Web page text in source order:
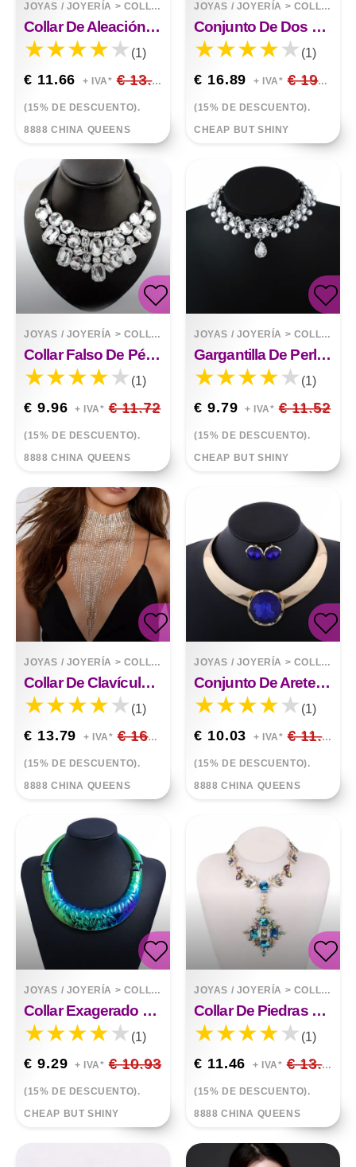
JOYAS / JOYERÍA > COLLARES
Collar De Aleación De Mujer Con Collar Esmerilado Brillante Con Personalidad
(1)
€ 11.66 + IVA* € 13.72
(15% DE DESCUENTO).
8888 CHINA QUEENS
JOYAS / JOYERÍA > COLLARES
Conjunto De Dos Piezas De Aretes De Cadena De Clavícula Con Colgante Redondo Colorido
(1)
€ 16.89 + IVA* € 19.87
(15% DE DESCUENTO).
CHEAP BUT SHINY
JOYAS / JOYERÍA > COLLARES
Collar Falso De Pétalo Brillante Exagerado, Collar Corto Irregular, Collar Falso De Moda Europea
(1)
€ 9.96 + IVA* € 11.72
(15% DE DESCUENTO).
8888 CHINA QUEENS
JOYAS / JOYERÍA > COLLARES
Gargantilla De Perlas Tipo Circón, Cadena De Clavícula
(1)
€ 9.79 + IVA* € 11.52
(15% DE DESCUENTO).
CHEAP BUT SHINY
JOYAS / JOYERÍA > COLLARES
Collar De Clavícula Taladro Flash
(1)
€ 13.79 + IVA* € 16.22
(15% DE DESCUENTO).
8888 CHINA QUEENS
JOYAS / JOYERÍA > COLLARES
Conjunto De Aretes Collar Joya
(1)
€ 10.03 + IVA* € 11.80
(15% DE DESCUENTO).
8888 CHINA QUEENS
JOYAS / JOYERÍA > COLLARES
Collar Exagerado De Metal De Moda Punk
(1)
€ 9.29 + IVA* € 10.93
(15% DE DESCUENTO).
CHEAP BUT SHINY
JOYAS / JOYERÍA > COLLARES
Collar De Piedras Preciosas Con Incrustaciones De Aleación
(1)
€ 11.46 + IVA* € 13.48
(15% DE DESCUENTO).
8888 CHINA QUEENS